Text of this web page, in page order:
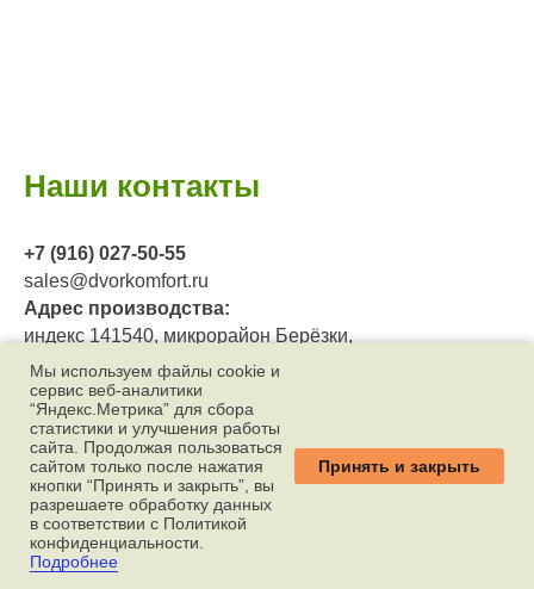
Мы используем файлы cookie и
сервис веб‑аналитики
“Яндекс.Метрика” для сбора
статистики и улучшения работы
сайта. Продолжая пользоваться
сайтом только после нажатия
кнопки “Принять и закрыть”, вы
разрешаете обработку данных
в соответствии с Политикой
конфиденциальности.
Подробнее
Принять и закрыть
Наши контакты
+7 (916) 027-50-55
sales@dvorkomfort.ru
Адрес производства:
индекс 141540, микрорайон Берёзки,
посёлок Жуково,
городской округ Солнечногорск,
Московская область
Время работы:
пн-пт 10:00-18:00